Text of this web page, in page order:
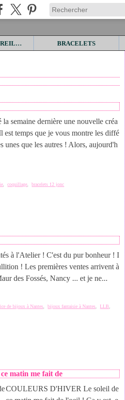
BOUCLES D'OREILLES BRACELETS
semaine dernière une nouvelle créa
est temps que je vous montre les diffé
unes que les autres ! Alors, aujourd'h
,coquillage ,bracelets 12 jonc
à l'Atelier ! C'est du pur bonheur ! I
! Les premières ventes arrivent à
des Fossés, Nancy ... et je ne...
de bijoux à Nantes ,bijoux fantaisie à Nantes ,LLB
matin me fait de
COULEURS D'HIVER Le soleil de